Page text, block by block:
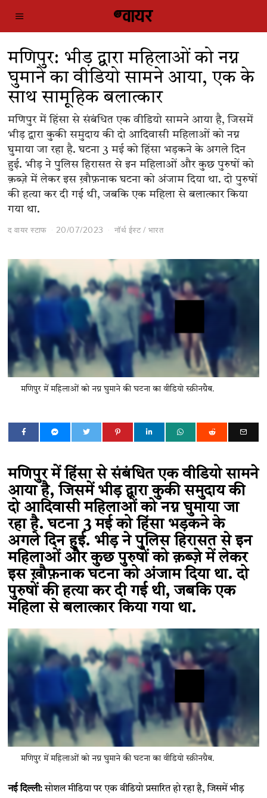
मणिपुर: भीड़ द्वारा महिलाओं को नग्न
घुमाने का वीडियो सामने आया, एक के
साथ सामूहिक बलात्कार
मणिपुर में हिंसा से संबंधित एक वीडियो सामने आया है, जिसमें
भीड़ द्वारा कुकी समुदाय की दो आदिवासी महिलाओं को नग्न
घुमाया जा रहा है. घटना ​3 मई को हिंसा भड़कने के अगले दिन
हुई. भीड़ ने पुलिस हिरासत से इन महिलाओं और कुछ ​पुरुषों को
क़ब्ज़े में लेकर इस ख़ौफ़नाक घटना को अंजाम दिया था. दो पुरुषों
की हत्या कर दी गई थी, जबकि एक महिला से बलात्कार किया
गया था.
द वायर स्टाफ 20/07/2023 नॉर्थ ईस्ट / भारत
मणिपुर में महिलाओं को नग्न घुमाने की घटना का वीडियो स्क्रीनग्रैब.
मणिपुर में हिंसा से संबंधित एक वीडियो सामने
आया है, जिसमें भीड़ द्वारा कुकी समुदाय की
दो आदिवासी महिलाओं को नग्न घुमाया जा
रहा है. घटना ​3 मई को हिंसा भड़कने के
अगले दिन हुई. भीड़ ने पुलिस हिरासत से इन
महिलाओं और कुछ ​पुरुषों को क़ब्ज़े में लेकर
इस ख़ौफ़नाक घटना को अंजाम दिया था. दो
पुरुषों की हत्या कर दी गई थी, जबकि एक
महिला से बलात्कार किया गया था.
मणिपुर में महिलाओं को नग्न घुमाने की घटना का वीडियो स्क्रीनग्रैब.
नई दिल्ली:सोशल मीडिया पर एक वीडियो प्रसारित हो रहा है, जिसमें भीड़